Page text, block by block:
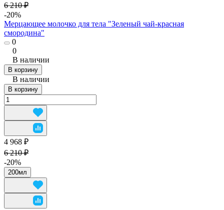
6 210 ₽
-20%
Мерцающее молочко для тела "Зеленый чай-красная
смородина"
0
0
В наличии
В корзину
В наличии
В корзину
4 968 ₽
6 210 ₽
-20%
200мл